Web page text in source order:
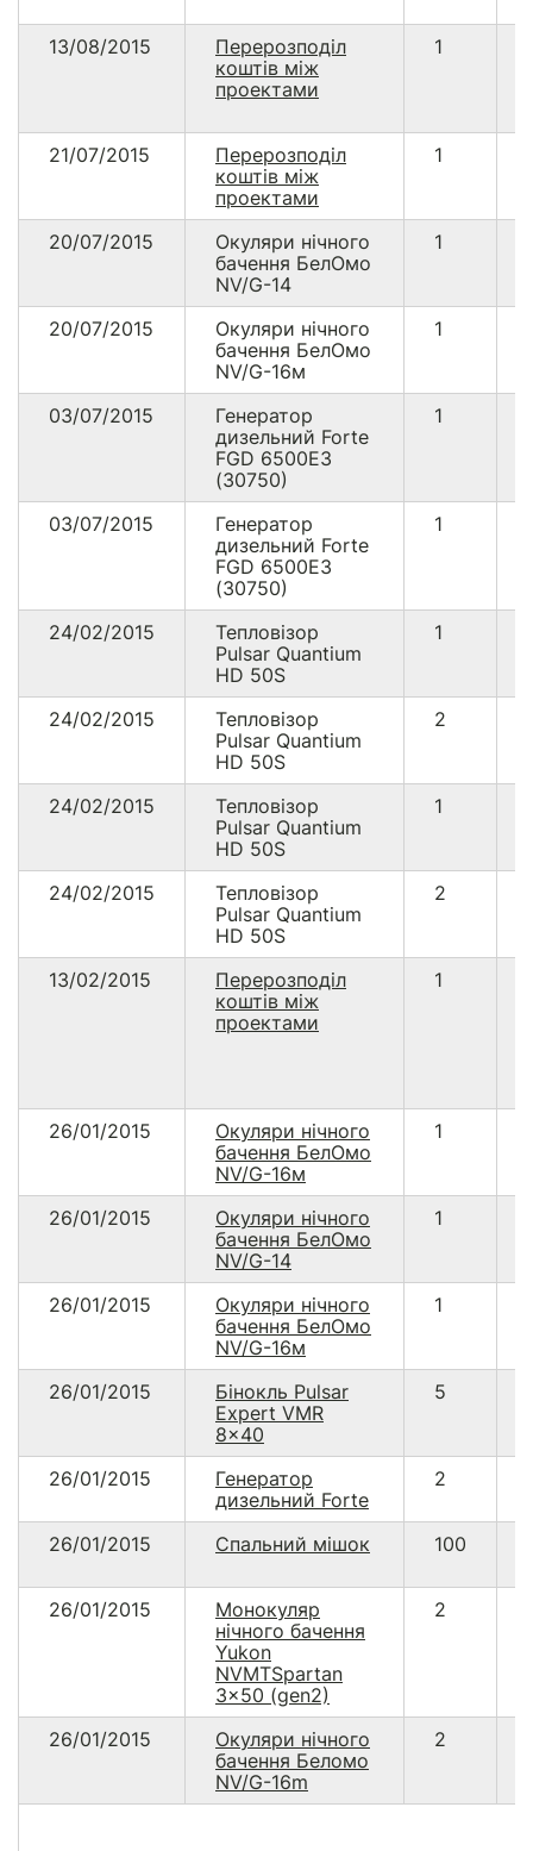
25/01/15
05:33 29.04USD US
* 15699.65 USD що на дату конвертації (03.03.2015)
становило 413825.79 грн.
* Комісія з платежів черезPayPalскладає від 0.3% до 7.4%
+ $0.30
4
13/08/2015
Перерозподіл
коштів між
проектами
1
21/07/2015
Перерозподіл
коштів між
проектами
1
20/07/2015
Окуляри нічного
бачення БелОмо
NV/G-14
1
20/07/2015
Окуляри нічного
бачення БелОмо
NV/G-16м
1
03/07/2015
Генератор
дизельний Forte
FGD 6500E3
(30750)
1
03/07/2015
Генератор
дизельний Forte
FGD 6500E3
(30750)
1
24/02/2015
Тепловізор
Pulsar Quantium
HD 50S
1
24/02/2015
Тепловізор
Pulsar Quantium
HD 50S
2
24/02/2015
Тепловізор
Pulsar Quantium
HD 50S
1
24/02/2015
Тепловізор
Pulsar Quantium
HD 50S
2
13/02/2015
Перерозподіл
коштів між
проектами
1
26/01/2015
Окуляри нічного
бачення БелОмо
NV/G-16м
1
26/01/2015
Окуляри нічного
бачення БелОмо
NV/G-14
1
26/01/2015
Окуляри нічного
бачення БелОмо
NV/G-16м
1
26/01/2015
Бінокль Pulsar
Expert VMR
8x40
5
26/01/2015
Генератор
дизельний Forte
2
26/01/2015 Спальний мішок 100
26/01/2015
Монокуляр
нічного бачення
Yukon
NVMTSpartan
3x50 (gen2)
2
26/01/2015
Окуляри нічного
бачення Беломо
NV/G-16m
2